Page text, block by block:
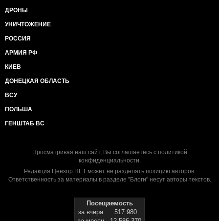
ДРОНЫ
УНИЧТОЖЕНИЕ
РОССИЯ
АРМИЯ РФ
КИЕВ
ДОНЕЦКАЯ ОБЛАСТЬ
ВСУ
ПОЛЬША
ГЕНШТАБ ВС
Просматривая наш сайт, Вы соглашаетесь с политикой
конфиденциальности.
Редакция Цензор.НЕТ может не разделять позицию авторов.
Ответственность за материалы в разделе "Блоги" несут авторы текстов.
Посещаемость
за вчера
517 980